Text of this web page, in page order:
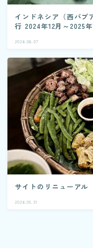
インドネシア（西パプ
行 2024年12月～2025年
2026.06.07
サイトのリニューアル
2026.05.31